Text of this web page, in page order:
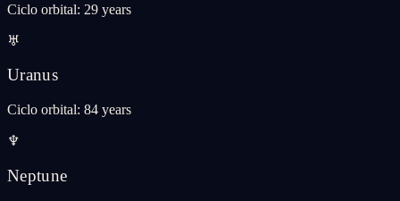
Ciclo orbital: 29 years
♅
Uranus
Ciclo orbital: 84 years
♆
Neptune